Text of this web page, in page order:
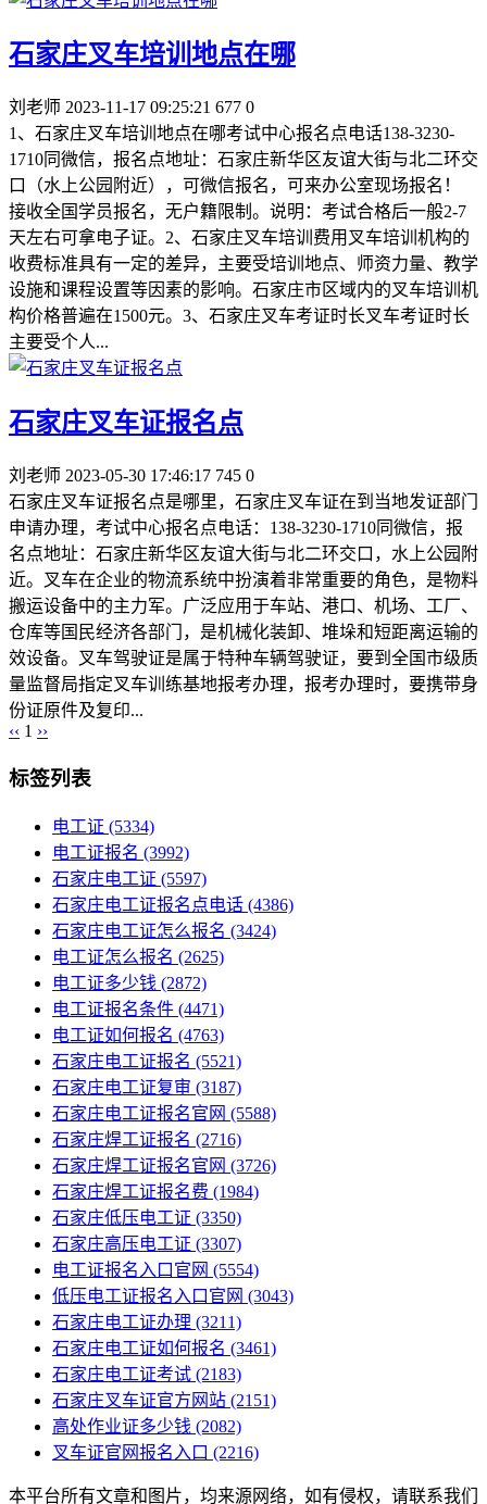
石家庄叉车培训地点在哪
刘老师 2023-11-17 09:25:21 677 0
1、石家庄叉车培训地点在哪考试中心报名点电话138-3230-
1710同微信，报名点地址：石家庄新华区友谊大街与北二环交
口（水上公园附近），可微信报名，可来办公室现场报名！
接收全国学员报名，无户籍限制。说明：考试合格后一般2-7
天左右可拿电子证。2、石家庄叉车培训费用叉车培训机构的
收费标准具有一定的差异，主要受培训地点、师资力量、教学
设施和课程设置等因素的影响。石家庄市区域内的叉车培训机
构价格普遍在1500元。3、石家庄叉车考证时长叉车考证时长
主要受个人...
石家庄叉车证报名点
刘老师 2023-05-30 17:46:17 745 0
石家庄叉车证报名点是哪里，石家庄叉车证在到当地发证部门
申请办理，考试中心报名点电话：138-3230-1710同微信，报
名点地址：石家庄新华区友谊大街与北二环交口，水上公园附
近。叉车在企业的物流系统中扮演着非常重要的角色，是物料
搬运设备中的主力军。广泛应用于车站、港口、机场、工厂、
仓库等国民经济各部门，是机械化装卸、堆垛和短距离运输的
效设备。叉车驾驶证是属于特种车辆驾驶证，要到全国市级质
量监督局指定叉车训练基地报考办理，报考办理时，要携带身
份证原件及复印...
‹‹ 1 ››
标签列表
电工证 (5334)
电工证报名 (3992)
石家庄电工证 (5597)
石家庄电工证报名点电话 (4386)
石家庄电工证怎么报名 (3424)
电工证怎么报名 (2625)
电工证多少钱 (2872)
电工证报名条件 (4471)
电工证如何报名 (4763)
石家庄电工证报名 (5521)
石家庄电工证复审 (3187)
石家庄电工证报名官网 (5588)
石家庄焊工证报名 (2716)
石家庄焊工证报名官网 (3726)
石家庄焊工证报名费 (1984)
石家庄低压电工证 (3350)
石家庄高压电工证 (3307)
电工证报名入口官网 (5554)
低压电工证报名入口官网 (3043)
石家庄电工证办理 (3211)
石家庄电工证如何报名 (3461)
石家庄电工证考试 (2183)
石家庄叉车证官方网站 (2151)
高处作业证多少钱 (2082)
叉车证官网报名入口 (2216)
本平台所有文章和图片，均来源网络，如有侵权，请联系我们